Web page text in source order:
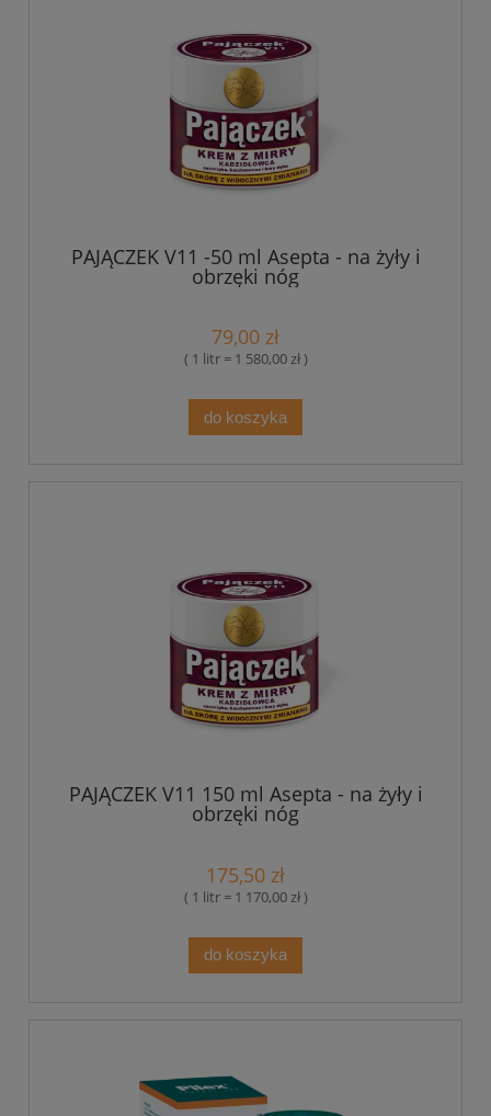
PAJĄCZEK V11 -50 ml Asepta - na żyły i
obrzęki nóg
79,00 zł
( 1 litr = 1 580,00 zł )
do koszyka
PAJĄCZEK V11 150 ml Asepta - na żyły i
obrzęki nóg
175,50 zł
( 1 litr = 1 170,00 zł )
do koszyka